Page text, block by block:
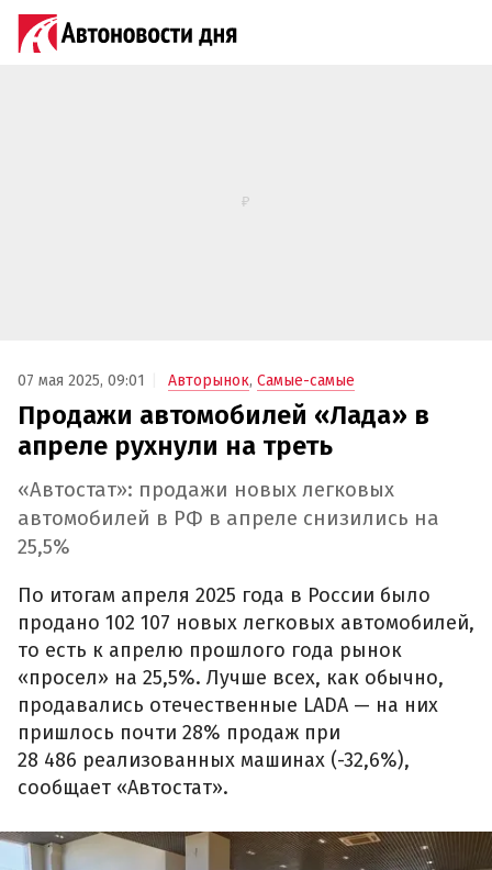
07 мая 2025, 09:01 Авторынок, Самые-самые
Продажи автомобилей «Лада» в
апреле рухнули на треть
«Автостат»: продажи новых легковых
автомобилей в РФ в апреле снизились на
25,5%
По итогам апреля 2025 года в России было
продано 102 107 новых легковых автомобилей,
то есть к апрелю прошлого года рынок
«просел» на 25,5%. Лучше всех, как обычно,
продавались отечественные LADA — на них
пришлось почти 28% продаж при
28 486 реализованных машинах (-32,6%),
сообщает «Автостат».